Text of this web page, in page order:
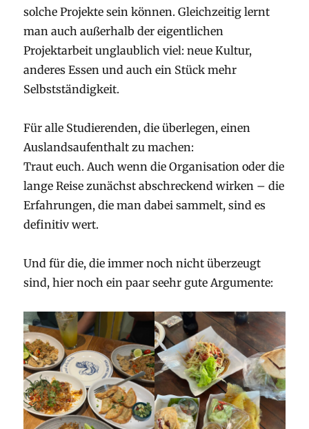
solche Projekte sein können. Gleichzeitig lernt
man auch außerhalb der eigentlichen
Projektarbeit unglaublich viel: neue Kultur,
anderes Essen und auch ein Stück mehr
Selbstständigkeit.
Für alle Studierenden, die überlegen, einen
Auslandsaufenthalt zu machen:
Traut euch. Auch wenn die Organisation oder die
lange Reise zunächst abschreckend wirken – die
Erfahrungen, die man dabei sammelt, sind es
definitiv wert.
Und für die, die immer noch nicht überzeugt
sind, hier noch ein paar seehr gute Argumente: